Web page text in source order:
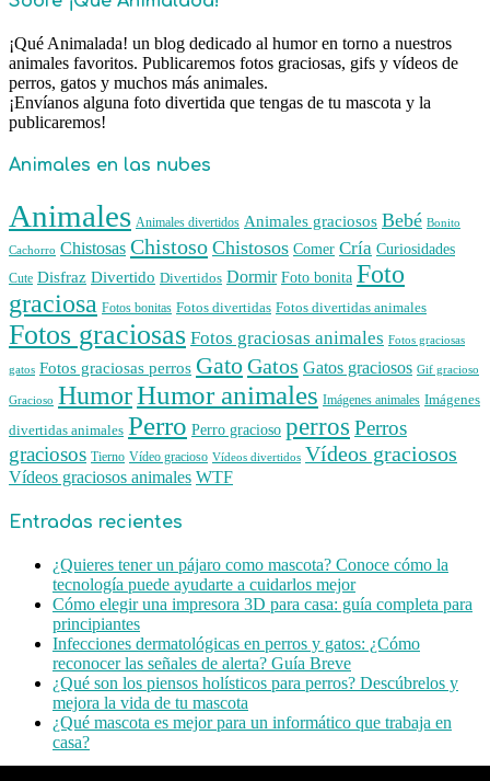
¡Qué Animalada! un blog dedicado al humor en torno a nuestros
animales favoritos. Publicaremos fotos graciosas, gifs y vídeos de
perros, gatos y muchos más animales.
¡Envíanos alguna foto divertida que tengas de tu mascota y la
publicaremos!
Animales en las nubes
Animales Animales divertidos Animales graciosos Bebé Bonito
Cachorro Chistosas Chistoso Chistosos Comer Cría Curiosidades
Cute Disfraz Divertido Divertidos Dormir Foto bonita Foto
graciosa Fotos bonitas Fotos divertidas Fotos divertidas animales
Fotos graciosas Fotos graciosas animales Fotos graciosas
gatos Fotos graciosas perros GatoGatos Gatos graciosos Gif gracioso
Gracioso HumorHumor animales Imágenes animales Imágenes
divertidas animales Perro Perro gracioso perros Perros
graciosos Tierno Vídeo gracioso Vídeos divertidos Vídeos graciosos
Vídeos graciosos animales WTF
Entradas recientes
¿Quieres tener un pájaro como mascota? Conoce cómo la
tecnología puede ayudarte a cuidarlos mejor
Cómo elegir una impresora 3D para casa: guía completa para
principiantes
Infecciones dermatológicas en perros y gatos: ¿Cómo
reconocer las señales de alerta? Guía Breve
¿Qué son los piensos holísticos para perros? Descúbrelos y
mejora la vida de tu mascota
¿Qué mascota es mejor para un informático que trabaja en
casa?